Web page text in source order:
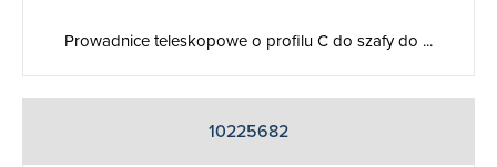
Prowadnice teleskopowe o profilu C do szafy do ...
10225682